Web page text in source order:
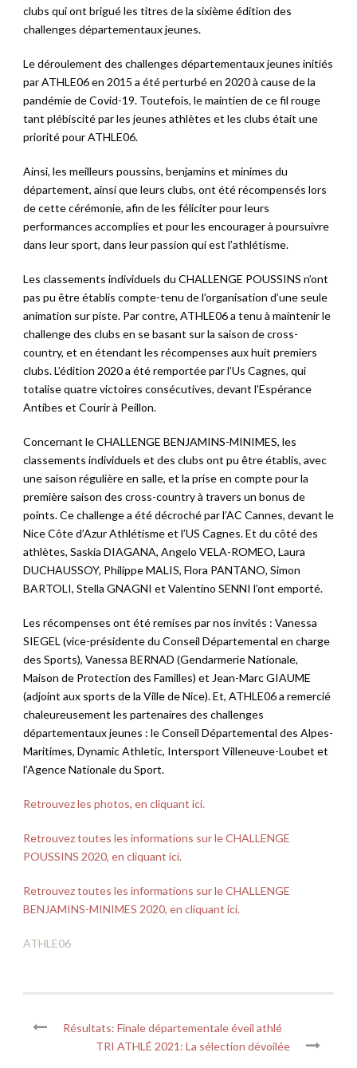
clubs qui ont brigué les titres de la sixième édition des
challenges départementaux jeunes.
Le déroulement des challenges départementaux jeunes initiés
par ATHLE06 en 2015 a été perturbé en 2020 à cause de la
pandémie de Covid-19. Toutefois, le maintien de ce fil rouge
tant plébiscité par les jeunes athlètes et les clubs était une
priorité pour ATHLE06.
Ainsi, les meilleurs poussins, benjamins et minimes du
département, ainsi que leurs clubs, ont été récompensés lors
de cette cérémonie, afin de les féliciter pour leurs
performances accomplies et pour les encourager à poursuivre
dans leur sport, dans leur passion qui est l’athlétisme.
Les classements individuels du CHALLENGE POUSSINS n’ont
pas pu être établis compte-tenu de l’organisation d’une seule
animation sur piste. Par contre, ATHLE06 a tenu à maintenir le
challenge des clubs en se basant sur la saison de cross-
country, et en étendant les récompenses aux huit premiers
clubs. L’édition 2020 a été remportée par l’Us Cagnes, qui
totalise quatre victoires consécutives, devant l’Espérance
Antibes et Courir à Peillon.
Concernant le CHALLENGE BENJAMINS-MINIMES, les
classements individuels et des clubs ont pu être établis, avec
une saison régulière en salle, et la prise en compte pour la
première saison des cross-country à travers un bonus de
points. Ce challenge a été décroché par l’AC Cannes, devant le
Nice Côte d’Azur Athlétisme et l’US Cagnes. Et du côté des
athlètes, Saskia DIAGANA, Angelo VELA-ROMEO, Laura
DUCHAUSSOY, Philippe MALIS, Flora PANTANO, Simon
BARTOLI, Stella GNAGNI et Valentino SENNI l’ont emporté.
Les récompenses ont été remises par nos invités : Vanessa
SIEGEL (vice-présidente du Conseil Départemental en charge
des Sports), Vanessa BERNAD (Gendarmerie Nationale,
Maison de Protection des Familles) et Jean-Marc GIAUME
(adjoint aux sports de la Ville de Nice). Et, ATHLE06 a remercié
chaleureusement les partenaires des challenges
départementaux jeunes : le Conseil Départemental des Alpes-
Maritimes, Dynamic Athletic, Intersport Villeneuve-Loubet et
l’Agence Nationale du Sport.
Retrouvez les photos, en cliquant ici.
Retrouvez toutes les informations sur le CHALLENGE
POUSSINS 2020, en cliquant ici.
Retrouvez toutes les informations sur le CHALLENGE
BENJAMINS-MINIMES 2020, en cliquant ici.
ATHLE06
Résultats: Finale départementale éveil athlé
TRI ATHLÉ 2021: La sélection dévoilée